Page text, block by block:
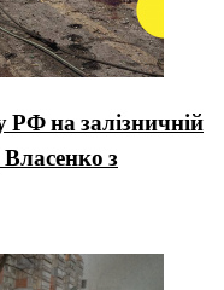
РФ на залізничній
Власенко з